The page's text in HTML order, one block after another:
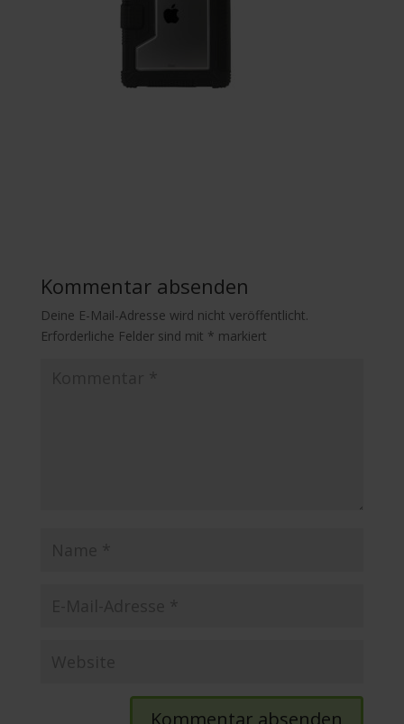
Kommentar absenden
Deine E-Mail-Adresse wird nicht veröffentlicht.
Erforderliche Felder sind mit * markiert